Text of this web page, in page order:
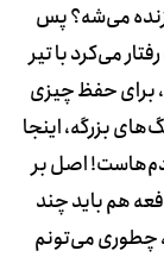
می‌شه؟ پس
می‌کرد با تیر
برای حفظ چیزی
بزرگه، اینجا
اصل بر
هم باید چند
چطوری می‌تونم